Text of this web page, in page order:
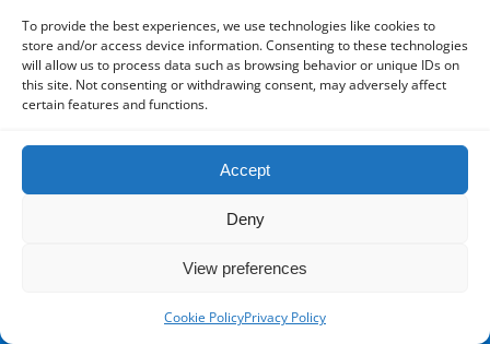
To provide the best experiences, we use technologies like cookies to
store and/or access device information. Consenting to these technologies
will allow us to process data such as browsing behavior or unique IDs on
this site. Not consenting or withdrawing consent, may adversely affect
certain features and functions.
Accept
Deny
View preferences
Cookie PolicyPrivacy Policy
Mobile Desktop
Powered by
WPtouch Mobile Suite for WordPress